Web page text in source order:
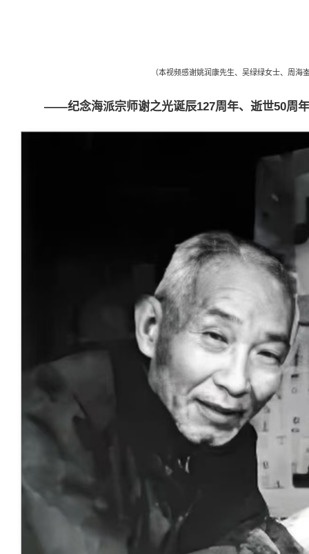
（本视频感谢姚润康先生、吴绿绿女士、周海
——纪念海派宗师谢之光诞辰127周年、逝世50周